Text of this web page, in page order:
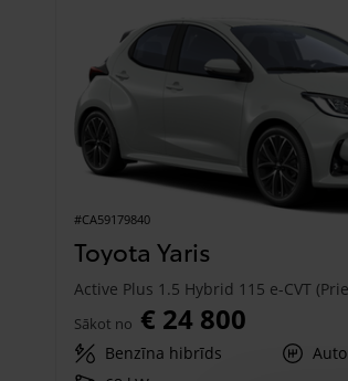
#CA59179840
Toyota Yaris
Sākot no € 24 800
Benzīna hibrīds